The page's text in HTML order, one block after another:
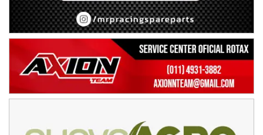
IAME SERIES ARGENTINA 6
Ramiro Tot (Asfalto)
Baradero (Buenos Aires)
KDO - F6
Ciudad de Trenque Lauquen (Asfalto)
Trenque Lauquen (Buenos Aires)
ENTRERRIANO - F6 (POSTERGADA)